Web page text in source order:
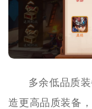
多余低品质
造更高品质装备